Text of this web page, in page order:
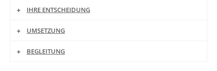
IHRE ENTSCHEIDUNG
UMSETZUNG
BEGLEITUNG